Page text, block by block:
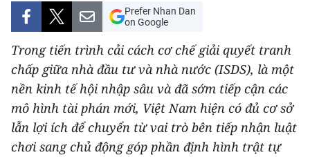
XÃ HỘI
PHÁP LUẬT
DU LỊCH
THẾ GIỚI
THỂ THAO
Prefer Nhan Dan
on Google
Trong tiến trình cải cách cơ chế giải quyết tranh
chấp giữa nhà đầu tư và nhà nước (ISDS), là một
nền kinh tế hội nhập sâu và đã sớm tiếp cận các
mô hình tài phán mới, Việt Nam hiện có đủ cơ sở
lẫn lợi ích để chuyển từ vai trò bên tiếp nhận luật
chơi sang chủ động góp phần định hình trật tự